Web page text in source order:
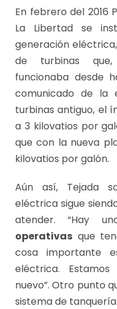
En febrero del 2016
La Libertad se
generación
de turbinas
funcionaba desde
comunicado de la
turbinas antiguo, el
a 3 kilovatios por
que con la nueva
kilovatios por galón.
Aún así, Tejada
eléctrica sigue
atender. “Hay
operativas que
cosa importante
eléctrica.
nuevo”. Otro punto
sistema de tanquería.